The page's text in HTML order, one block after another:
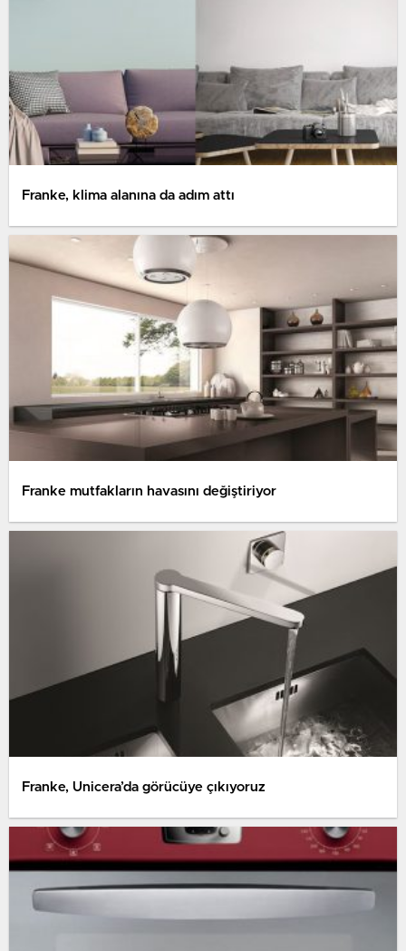
Franke, klima alanına da adım attı
Franke mutfakların havasını değiştiriyor
Franke, Unicera’da görücüye çıkıyoruz